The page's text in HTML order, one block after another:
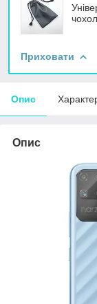
Приховати
Опис
Опис